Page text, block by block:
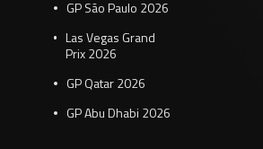
GP São Paulo 2026
Las Vegas Grand
Prix 2026
GP Qatar 2026
GP Abu Dhabi 2026